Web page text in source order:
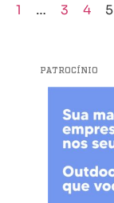
1 … 3 4 5
PATROCÍNIO